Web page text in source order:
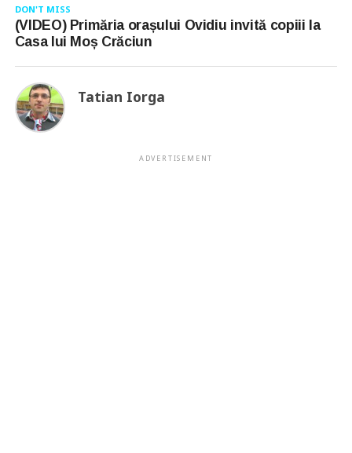
DON'T MISS
(VIDEO) Primăria orașului Ovidiu invită copiii la
Casa lui Moș Crăciun
Tatian Iorga
ADVERTISEMENT